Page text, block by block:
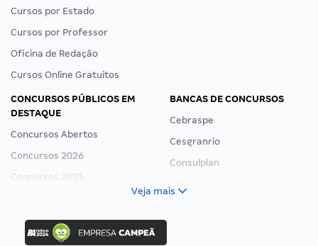
Cursos por Estado
Cursos por Professor
Oficina de Redação
Cursos Online Gratuitos
CONCURSOS PÚBLICOS EM
DESTAQUE
Concursos Abertos
Concursos 2026
Concursos 2025
Concurso Ibama
Concurso MPU
BANCAS DE CONCURSOS
Cebraspe
Cesgranrio
Consulplan
Veja mais